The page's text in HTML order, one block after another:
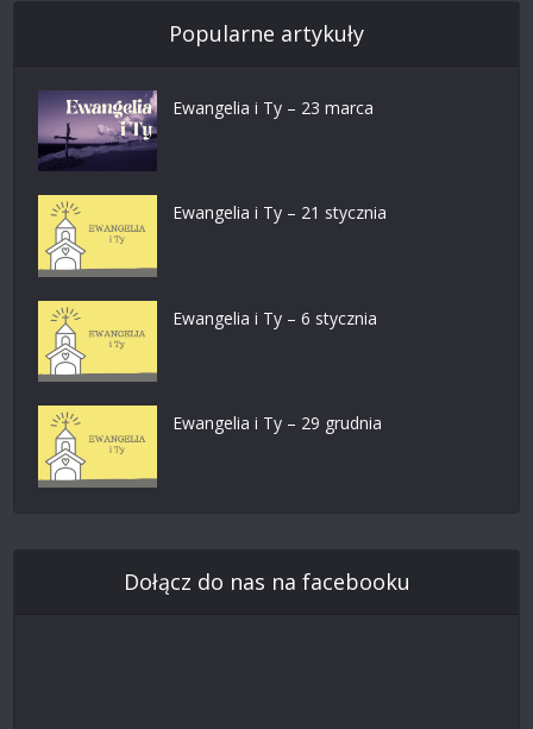
Popularne artykuły
Ewangelia i Ty – 23 marca
Ewangelia i Ty – 21 stycznia
Ewangelia i Ty – 6 stycznia
Ewangelia i Ty – 29 grudnia
Dołącz do nas na facebooku